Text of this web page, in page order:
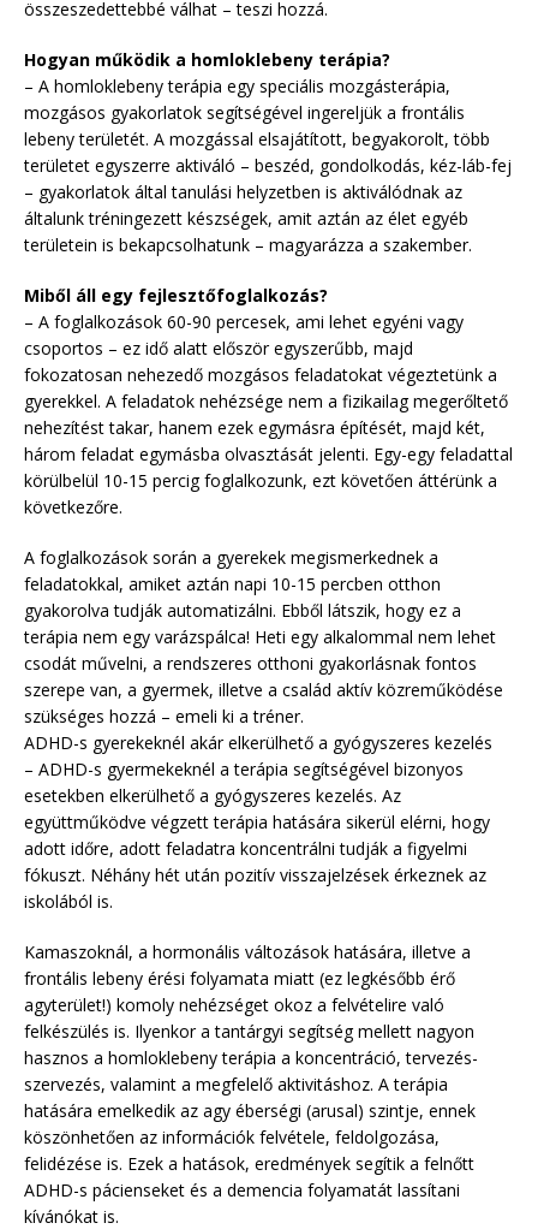
összeszedettebbé válhat – teszi hozzá.
Hogyan működik a homloklebeny terápia?
– A homloklebeny terápia egy speciális mozgásterápia,
mozgásos gyakorlatok segítségével ingereljük a frontális
lebeny területét. A mozgással elsajátított, begyakorolt, több
területet egyszerre aktiváló – beszéd, gondolkodás, kéz-láb-fej
– gyakorlatok által tanulási helyzetben is aktiválódnak az
általunk tréningezett készségek, amit aztán az élet egyéb
területein is bekapcsolhatunk – magyarázza a szakember.
Miből áll egy fejlesztőfoglalkozás?
– A foglalkozások 60-90 percesek, ami lehet egyéni vagy
csoportos – ez idő alatt először egyszerűbb, majd
fokozatosan nehezedő mozgásos feladatokat végeztetünk a
gyerekkel. A feladatok nehézsége nem a fizikailag megerőltető
nehezítést takar, hanem ezek egymásra építését, majd két,
három feladat egymásba olvasztását jelenti. Egy-egy feladattal
körülbelül 10-15 percig foglalkozunk, ezt követően áttérünk a
következőre.
A foglalkozások során a gyerekek megismerkednek a
feladatokkal, amiket aztán napi 10-15 percben otthon
gyakorolva tudják automatizálni. Ebből látszik, hogy ez a
terápia nem egy varázspálca! Heti egy alkalommal nem lehet
csodát művelni, a rendszeres otthoni gyakorlásnak fontos
szerepe van, a gyermek, illetve a család aktív közreműködése
szükséges hozzá – emeli ki a tréner.
ADHD-s gyerekeknél akár elkerülhető a gyógyszeres kezelés
– ADHD-s gyermekeknél a terápia segítségével bizonyos
esetekben elkerülhető a gyógyszeres kezelés. Az
együttműködve végzett terápia hatására sikerül elérni, hogy
adott időre, adott feladatra koncentrálni tudják a figyelmi
fókuszt. Néhány hét után pozitív visszajelzések érkeznek az
iskolából is.
Kamaszoknál, a hormonális változások hatására, illetve a
frontális lebeny érési folyamata miatt (ez legkésőbb érő
agyterület!) komoly nehézséget okoz a felvételire való
felkészülés is. Ilyenkor a tantárgyi segítség mellett nagyon
hasznos a homloklebeny terápia a koncentráció, tervezés-
szervezés, valamint a megfelelő aktivitáshoz. A terápia
hatására emelkedik az agy éberségi (arusal) szintje, ennek
köszönhetően az információk felvétele, feldolgozása,
felidézése is. Ezek a hatások, eredmények segítik a felnőtt
ADHD-s pácienseket és a demencia folyamatát lassítani
kívánókat is.